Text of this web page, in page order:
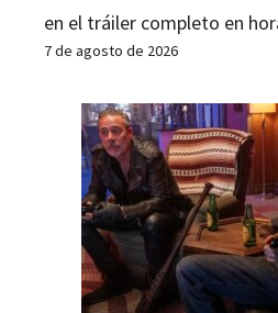
en el tráiler completo en
7 de agosto de 2026